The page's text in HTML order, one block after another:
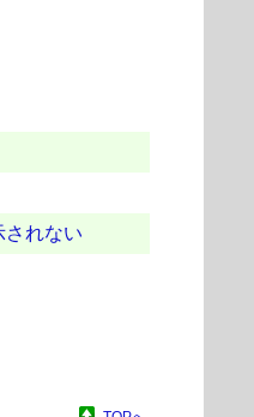
されない